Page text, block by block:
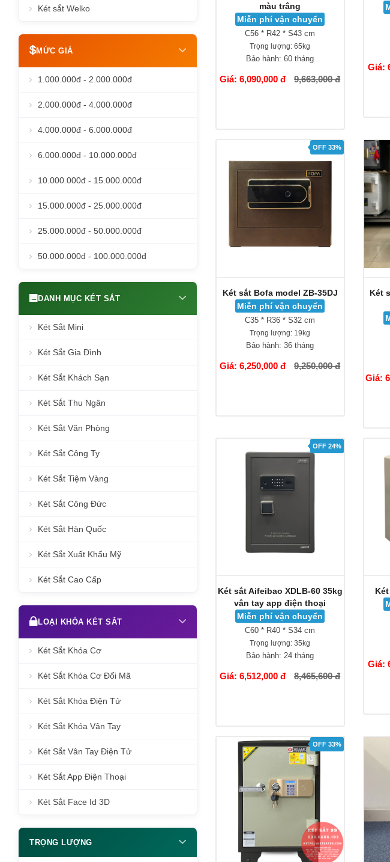
Két sắt Welko
MỨC GIÁ
1.000.000đ - 2.000.000đ
2.000.000đ - 4.000.000đ
4.000.000đ - 6.000.000đ
6.000.000đ - 10.000.000đ
10.000.000đ - 15.000.000đ
15.000.000đ - 25.000.000đ
25.000.000đ - 50.000.000đ
50.000.000đ - 100.000.000đ
DANH MỤC KÉT SẮT
Két Sắt Mini
Két Sắt Gia Đình
Két Sắt Khách Sạn
Két Sắt Thu Ngân
Két Sắt Văn Phòng
Két Sắt Công Ty
Két Sắt Tiệm Vàng
Két Sắt Công Đức
Két Sắt Hàn Quốc
Két Sắt Xuất Khẩu Mỹ
Két Sắt Cao Cấp
LOẠI KHÓA KÉT SẮT
Két Sắt Khóa Cơ
Két Sắt Khóa Cơ Đổi Mã
Két Sắt Khóa Điện Tử
Két Sắt Khóa Vân Tay
Két Sắt Vân Tay Điện Tử
Két Sắt App Điện Thoại
Két Sắt Face Id 3D
TRỌNG LƯỢNG
màu trắng
Miễn phí vận chuyển
C56 * R42 * S43 cm
Trọng lượng: 65kg
Bảo hành: 60 tháng
Giá: 6,090,000 đ 9,663,000 đ
Giá:
OFF 33%
Két sắt Bofa model ZB-35DJ
Miễn phí vận chuyển
C35 * R36 * S32 cm
Trọng lượng: 19kg
Bảo hành: 36 tháng
Giá: 6,250,000 đ 9,250,000 đ
Két
Giá:
OFF 24%
Két sắt Aifeibao XDLB-60 35kg
vân tay app điện thoại
Miễn phí vận chuyển
C60 * R40 * S34 cm
Trọng lượng: 35kg
Bảo hành: 24 tháng
Giá: 6,512,000 đ 8,465,600 đ
Giá:
OFF 33%